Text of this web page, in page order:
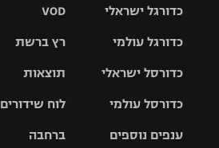
VOD
רץ ברשת
תוצאות
לוח שידורים
ברחבה
כדורגל ישראלי
גביע הטוטו
כדורגל עולמי
האלופות
ליגה
כדורסל ישראלי
סל
כדורסל עולמי
ענפים נוספים